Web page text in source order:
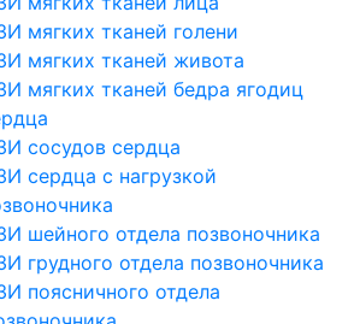
мягких тканей голени
мягких тканей живота
мягких тканей бедра ягодиц
сосудов сердца
сердца с нагрузкой
шейного отдела позвоночника
грудного отдела позвоночника
поясничного отдела